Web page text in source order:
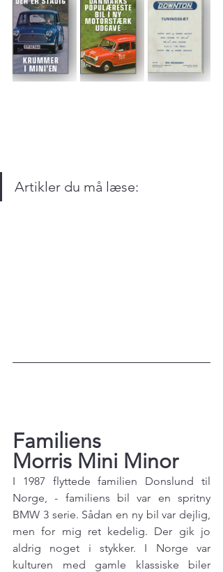
Artikler du må læse:
Familiens
Morris Mini Minor
I 1987 flyttede familien Donslund til
Norge, - familiens bil var en spritny
BMW 3 serie. Sådan en ny bil var dejlig,
men for mig ret kedelig. Der gik jo
aldrig noget i stykker. I Norge var
kulturen med gamle klassiske biler